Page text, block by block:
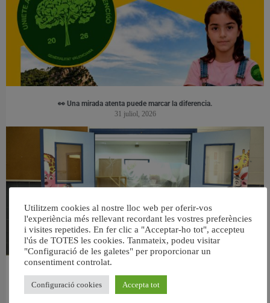
👀 Una mirada atenta puede marcar la diferencia.
31 juliol, 2026
les aules
5 agost, 2026
Utilitzem cookies al nostre lloc web per oferir-vos
l'experiència més rellevant recordant les vostres preferències
i visites repetides. En fer clic a "Acceptar-ho tot", accepteu
l'ús de TOTES les cookies. Tanmateix, podeu visitar
"Configuració de les galetes" per proporcionar un
consentiment controlat.
Configuració cookies Accepta tot